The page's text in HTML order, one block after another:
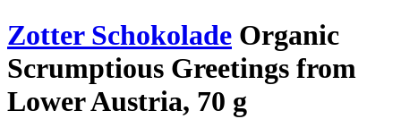
Zotter Schokolade Organic
Scrumptious Greetings from
Lower Austria, 70 g